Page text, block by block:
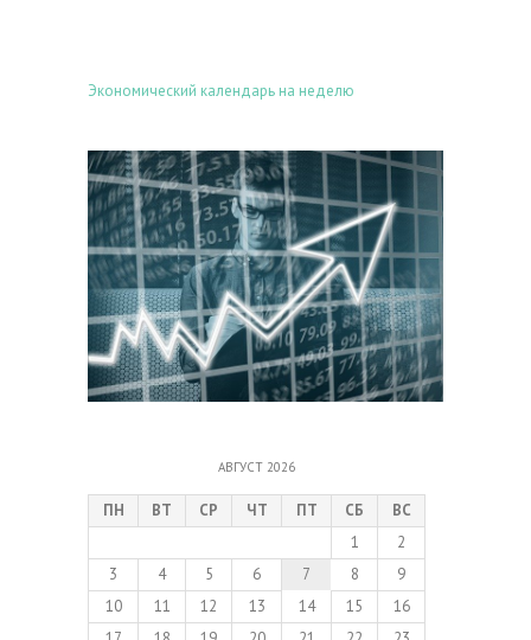
Экономический календарь на неделю
АВГУСТ 2026
ПН ВТ СР ЧТ ПТ СБ
ВС
1
2
3
4 5 6 7 8
9
10
11 12 13 14 15
16